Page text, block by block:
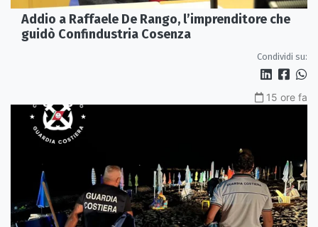
Addio a Raffaele De Rango, l’imprenditore che
guidò Confindustria Cosenza
Condividi su:
15 ore fa